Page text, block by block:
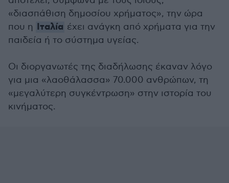
«διασπάθιση δημοσίου χρήματος», την ώρα
που η Ιταλία έχει ανάγκη από χρήματα για την
παιδεία ή το σύστημα υγείας.
Οι διοργανωτές της διαδήλωσης έκαναν λόγο
για μια «λαοθάλασσα» 70.000 ανθρώπων, τη
«μεγαλύτερη συγκέντρωση» στην ιστορία του
κινήματος.